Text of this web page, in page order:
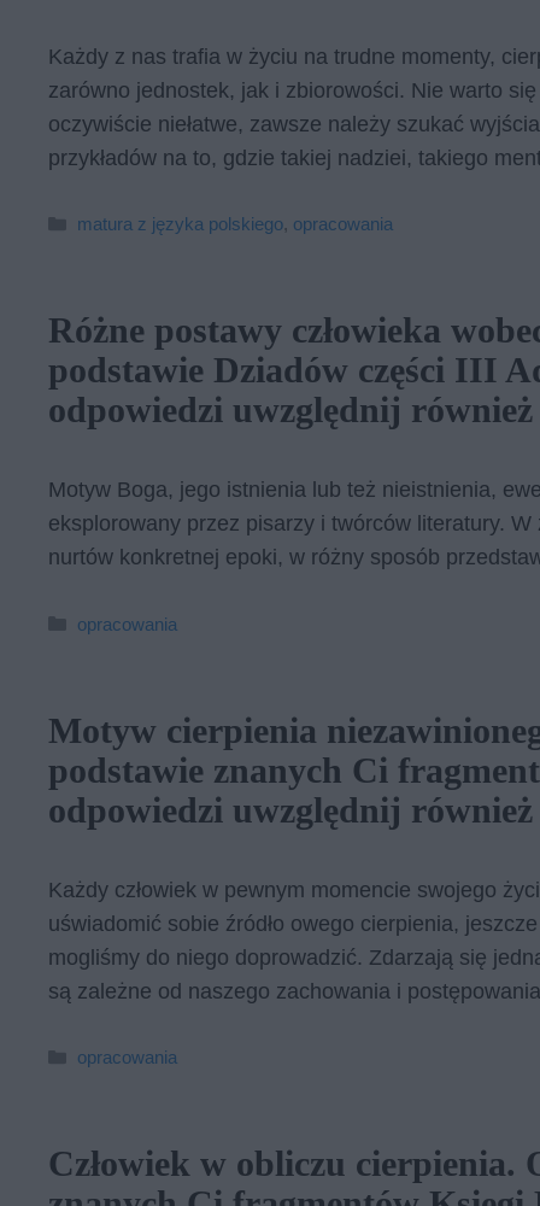
Każdy z nas trafia w życiu na trudne momenty,
zarówno jednostek, jak i zbiorowości. Nie warto
oczywiście niełatwe, zawsze należy szukać
przykładów na to, gdzie takiej nadziei, takiego
Kategorie
matura z języka polskiego, opracowania
Różne postawy człowieka
podstawie Dziadów części III
odpowiedzi uwzględnij
Motyw Boga, jego istnienia lub też nieistnienia,
eksplorowany przez pisarzy i twórców literatury.
nurtów konkretnej epoki, w różny sposób
Kategorie
opracowania
Motyw cierpienia
podstawie znanych Ci
odpowiedzi uwzględnij
Każdy człowiek w pewnym momencie swojego
uświadomić sobie źródło owego cierpienia,
mogliśmy do niego doprowadzić. Zdarzają się
są zależne od naszego zachowania i
Kategorie
opracowania
Człowiek w obliczu cierpienia.